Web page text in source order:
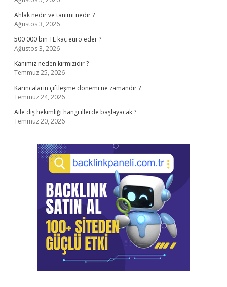
Ahlak nedir ve tanımı nedir ?
Ağustos 3, 2026
500 000 bin TL kaç euro eder ?
Ağustos 3, 2026
Kanımız neden kırmızıdır ?
Temmuz 25, 2026
Karıncaların çiftleşme dönemi ne zamandır ?
Temmuz 24, 2026
Aile diş hekimliği hangi illerde başlayacak ?
Temmuz 20, 2026